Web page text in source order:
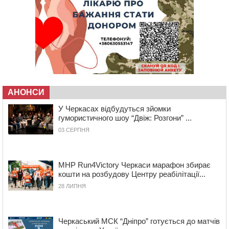
На Черкащині п’яний мотоцикліст зіткнувся з
мопедом: двоє людей у лікарні
Ветерани МСК “Дніпро” вибороли бронзу чемпіонату
України
На Уманщині підрядника зобов’язали сплатити понад
670 тис грн штрафу за незаконні зміни до договору
Обрано претендента на посаду директора
07:23 Уманські міграційники видворили з країни грузина,
який відсидів термін у колонії
05 СЕРПНЯ 2026, СЕРЕДА
20:28 Наступні два дні на Черкащині прогнозують пік
19:30
Проєкт просторового розвитку Корсунь-
Шевченківської громади рекомендували до
погодження
18:45 У Звенигородці влада заборонила проводити масові
18:07 Боксерка з Черкащини готується до чемпіонату
Європи серед молоді
АНОНСИ
У Черкасах відбудуться зйомки
гумористичного шоу “Двіж: Розгони” ...
03 СЕРПНЯ
MHP Run4Victory Черкаси марафон збирає
кошти на розбудову Центру реабілітації...
28 ЛИПНЯ
Черкаський МСК “Дніпро” готується до матчів